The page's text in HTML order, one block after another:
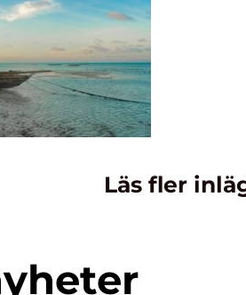
Läs fler